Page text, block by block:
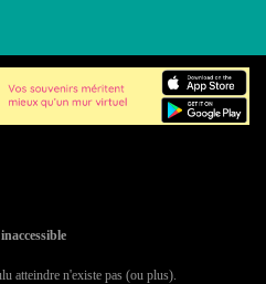
atteindre n'existe pas (ou plus).